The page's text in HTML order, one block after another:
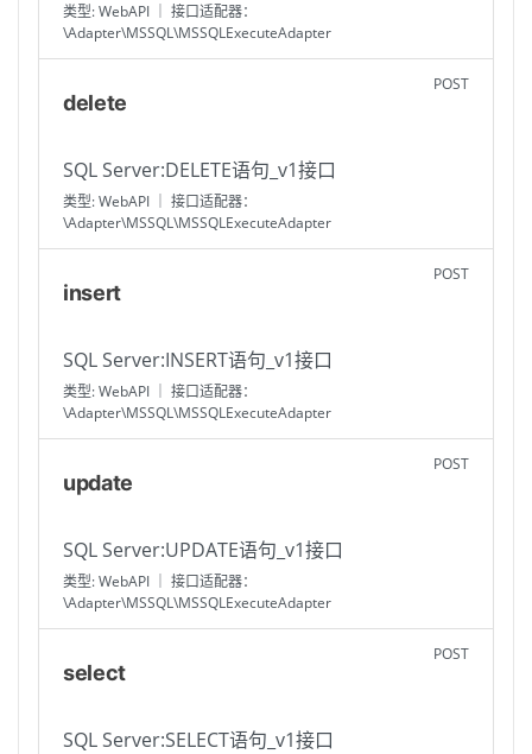
类型: WebAPI ｜ 接口适配器：
\Adapter\MSSQL\MSSQLExecuteAdapter
delete
POST
SQL Server:DELETE语句_v1接口
类型: WebAPI ｜ 接口适配器：
\Adapter\MSSQL\MSSQLExecuteAdapter
insert
POST
SQL Server:INSERT语句_v1接口
类型: WebAPI ｜ 接口适配器：
\Adapter\MSSQL\MSSQLExecuteAdapter
update
POST
SQL Server:UPDATE语句_v1接口
类型: WebAPI ｜ 接口适配器：
\Adapter\MSSQL\MSSQLExecuteAdapter
select
POST
SQL Server:SELECT语句_v1接口